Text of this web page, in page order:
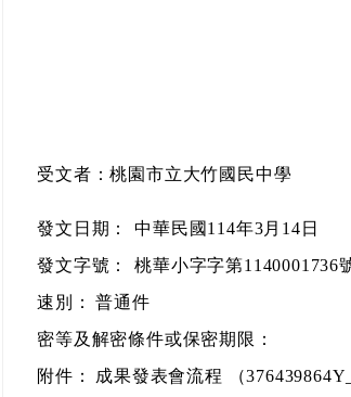
受文者：桃園市立大竹國民中學
發文日期：
中華民國114年3月14日
發文字號：
桃華小字字第1140001736
速別：
普通件
密等及解密條件或保密期限：
附件：
成果發表會流程 （